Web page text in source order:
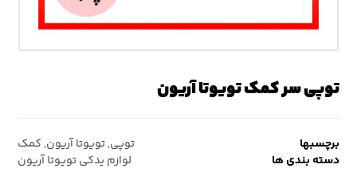
توپی سر کمک تویوتا آریون
برچسبها توپی,تویوتا آریون, کمک
دسته بندی ها
لوازم یدکی تویوتا آریون